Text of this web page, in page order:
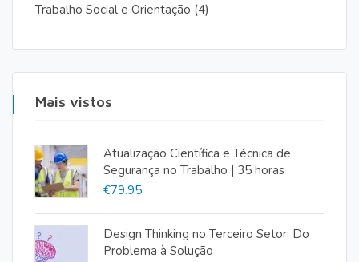
Trabalho Social e Orientação (4)
Mais vistos
Atualização Científica e Técnica de
Segurança no Trabalho | 35 horas
€79.95
Design Thinking no Terceiro Setor: Do
Problema à Solução